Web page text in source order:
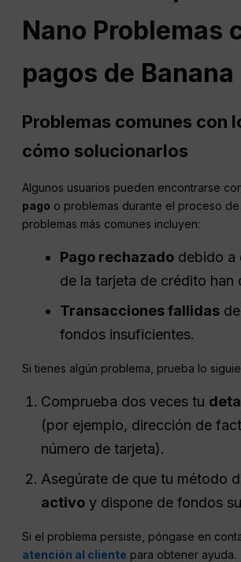
Nano Problemas
pagos de Banana
Problemas comunes con
cómo solucionarlos
Algunos usuarios pueden encontrarse
pago o problemas durante el proceso de
problemas más comunes incluyen:
Pago rechazado debido a
de la tarjeta de crédito han
Transacciones fallidas
fondos insuficientes.
Si tienes algún problema, prueba lo
Comprueba dos veces tu
(por ejemplo, dirección de
número de tarjeta).
Asegúrate de que tu método
activo y dispone de fondos
Si el problema persiste, póngase en
atención al cliente para obtener ayuda.